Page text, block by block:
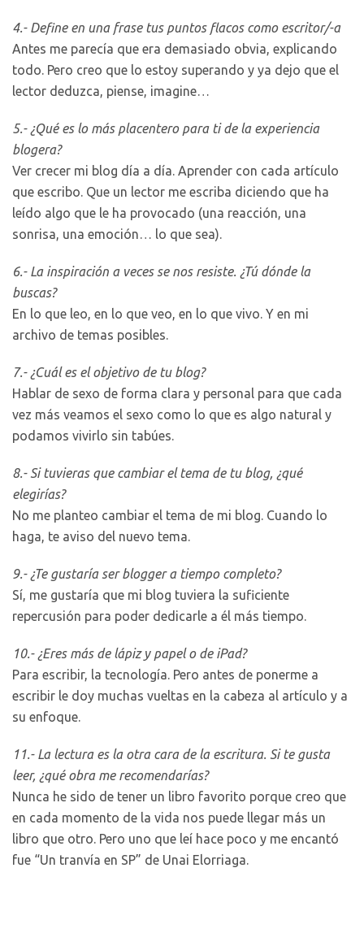
4.- Define en una frase tus puntos flacos como escritor/-a
Antes me parecía que era demasiado obvia, explicando
todo. Pero creo que lo estoy superando y ya dejo que el
lector deduzca, piense, imagine…
5.- ¿Qué es lo más placentero para ti de la experiencia
blogera?
Ver crecer mi blog día a día. Aprender con cada artículo
que escribo. Que un lector me escriba diciendo que ha
leído algo que le ha provocado (una reacción, una
sonrisa, una emoción… lo que sea).
6.- La inspiración a veces se nos resiste. ¿Tú dónde la
buscas?
En lo que leo, en lo que veo, en lo que vivo. Y en mi
archivo de temas posibles.
7.- ¿Cuál es el objetivo de tu blog?
Hablar de sexo de forma clara y personal para que cada
vez más veamos el sexo como lo que es algo natural y
podamos vivirlo sin tabúes.
8.- Si tuvieras que cambiar el tema de tu blog, ¿qué
elegirías?
No me planteo cambiar el tema de mi blog. Cuando lo
haga, te aviso del nuevo tema.
9.- ¿Te gustaría ser blogger a tiempo completo?
Sí, me gustaría que mi blog tuviera la suficiente
repercusión para poder dedicarle a él más tiempo.
10.- ¿Eres más de lápiz y papel o de iPad?
Para escribir, la tecnología. Pero antes de ponerme a
escribir le doy muchas vueltas en la cabeza al artículo y a
su enfoque.
11.- La lectura es la otra cara de la escritura. Si te gusta
leer, ¿qué obra me recomendarías?
Nunca he sido de tener un libro favorito porque creo que
en cada momento de la vida nos puede llegar más un
libro que otro. Pero uno que leí hace poco y me encantó
fue “Un tranvía en SP” de Unai Elorriaga.